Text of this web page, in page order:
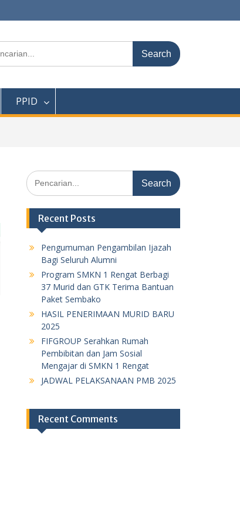
PPID
Search
for:
Recent Posts
Pengumuman Pengambilan Ijazah
Bagi Seluruh Alumni
Program SMKN 1 Rengat Berbagi
37 Murid dan GTK Terima Bantuan
Paket Sembako
HASIL PENERIMAAN MURID BARU
2025
FIFGROUP Serahkan Rumah
Pembibitan dan Jam Sosial
Mengajar di SMKN 1 Rengat
JADWAL PELAKSANAAN PMB 2025
Recent Comments